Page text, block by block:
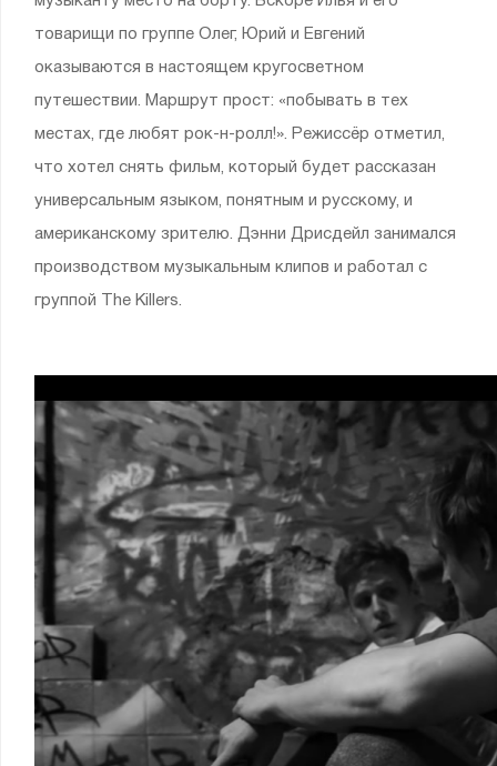
товарищи по группе Олег, Юрий и Евгений
оказываются в настоящем кругосветном
путешествии. Маршрут прост: «побывать в тех
местах, где любят рок-н-ролл!». Режиссёр отметил,
что хотел снять фильм, который будет рассказан
универсальным языком, понятным и русскому, и
американскому зрителю. Дэнни Дрисдейл занимался
производством музыкальным клипов и работал с
группой The Killers.